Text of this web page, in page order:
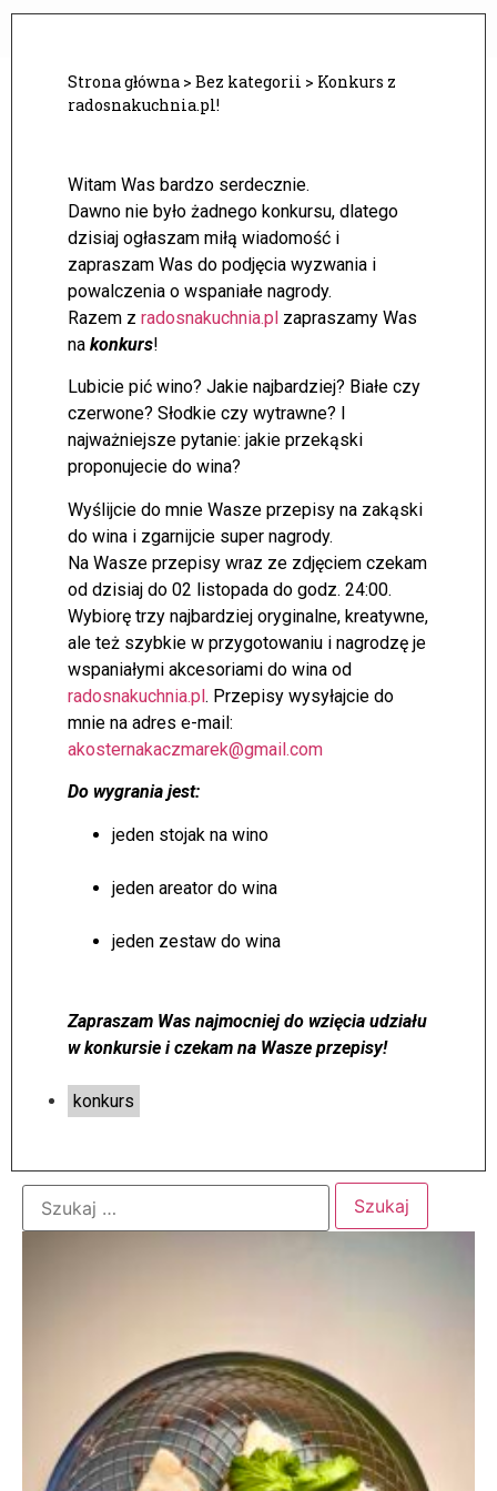
Strona główna > Bez kategorii > Konkurs z
radosnakuchnia.pl!
Witam Was bardzo serdecznie.
Dawno nie było żadnego konkursu, dlatego
dzisiaj ogłaszam miłą wiadomość i
zapraszam Was do podjęcia wyzwania i
powalczenia o wspaniałe nagrody.
Razem z radosnakuchnia.pl zapraszamy Was
na konkurs!
Lubicie pić wino? Jakie najbardziej? Białe czy
czerwone? Słodkie czy wytrawne? I
najważniejsze pytanie: jakie przekąski
proponujecie do wina?
Wyślijcie do mnie Wasze przepisy na zakąski
do wina i zgarnijcie super nagrody.
Na Wasze przepisy wraz ze zdjęciem czekam
od dzisiaj do 02 listopada do godz. 24:00.
Wybiorę trzy najbardziej oryginalne, kreatywne,
ale też szybkie w przygotowaniu i nagrodzę je
wspaniałymi akcesoriami do wina od
radosnakuchnia.pl. Przepisy wysyłajcie do
mnie na adres e-mail:
akosternakaczmarek@gmail.com
Do wygrania jest:
jeden stojak na wino
jeden areator do wina
jeden zestaw do wina
Zapraszam Was najmocniej do wzięcia udziału
w konkursie i czekam na Wasze przepisy!
konkurs